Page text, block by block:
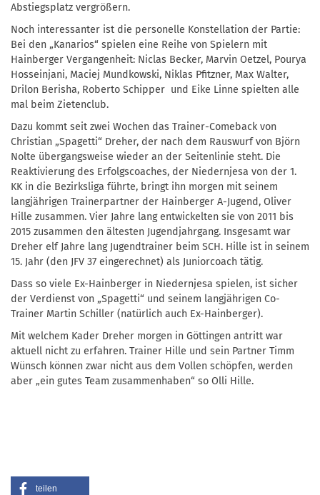
Abstiegsplatz vergrößern.
Noch interessanter ist die personelle Konstellation der Partie:
Bei den „Kanarios“ spielen eine Reihe von Spielern mit
Hainberger Vergangenheit: Niclas Becker, Marvin Oetzel, Pourya
Hosseinjani, Maciej Mundkowski, Niklas Pfitzner, Max Walter,
Drilon Berisha, Roberto Schipper und Eike Linne spielten alle
mal beim Zietenclub.
Dazu kommt seit zwei Wochen das Trainer-Comeback von
Christian „Spagetti“ Dreher, der nach dem Rauswurf von Björn
Nolte übergangsweise wieder an der Seitenlinie steht. Die
Reaktivierung des Erfolgscoaches, der Niedernjesa von der 1.
KK in die Bezirksliga führte, bringt ihn morgen mit seinem
langjährigen Trainerpartner der Hainberger A-Jugend, Oliver
Hille zusammen. Vier Jahre lang entwickelten sie von 2011 bis
2015 zusammen den ältesten Jugendjahrgang. Insgesamt war
Dreher elf Jahre lang Jugendtrainer beim SCH. Hille ist in seinem
15. Jahr (den JFV 37 eingerechnet) als Juniorcoach tätig.
Dass so viele Ex-Hainberger in Niedernjesa spielen, ist sicher
der Verdienst von „Spagetti“ und seinem langjährigen Co-
Trainer Martin Schiller (natürlich auch Ex-Hainberger).
Mit welchem Kader Dreher morgen in Göttingen antritt war
aktuell nicht zu erfahren. Trainer Hille und sein Partner Timm
Wünsch können zwar nicht aus dem Vollen schöpfen, werden
aber „ein gutes Team zusammenhaben“ so Olli Hille.
teilen